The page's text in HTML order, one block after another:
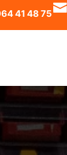
41 48 75